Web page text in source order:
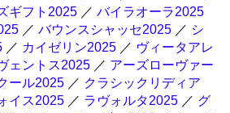
ギフト2025 ／ バイラオーラ2025
／ バウンスシャッセ2025 ／ シ
／ カイゼリン2025 ／ ヴィータアレ
ェントス2025 ／ アーズローヴァー
ール2025 ／ クラシックリディア
イス2025 ／ ラヴォルタ2025 ／ グ